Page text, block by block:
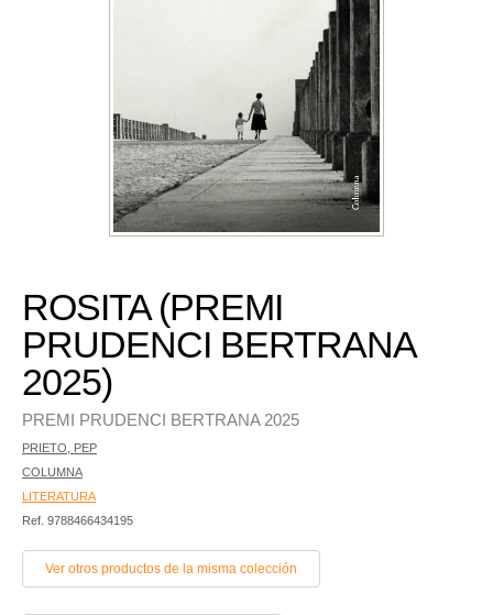
ROSITA (PREMI
PRUDENCI BERTRANA
2025)
PREMI PRUDENCI BERTRANA 2025
PRIETO, PEP
COLUMNA
LITERATURA
Ref. 9788466434195
Ver otros productos de la misma colección